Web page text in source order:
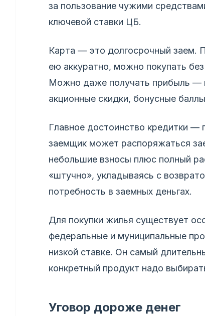
за пользование чужими
ключевой ставки ЦБ.
Карта — это долгосрочный заем.
ею аккуратно, можно покупать
Можно даже получать прибыль —
акционные скидки, бонусные
Главное достоинство кредитки —
заемщик может распоряжаться
небольшие взносы плюс полный
«штучно», укладываясь с
потребность в заемных деньгах.
Для покупки жилья существует
федеральные и муниципальные
низкой ставке. Он самый
конкретный продукт надо
Уговор дороже денег